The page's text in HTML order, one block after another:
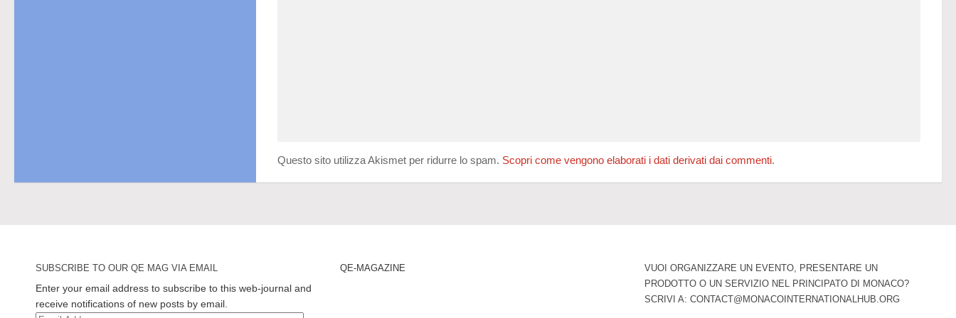
Questo sito utilizza Akismet per ridurre lo spam. Scopri come vengono elaborati i dati derivati dai commenti.
SUBSCRIBE TO OUR QE MAG VIA EMAIL
Enter your email address to subscribe to this web-journal and
receive notifications of new posts by email.
QE-MAGAZINE
VUOI ORGANIZZARE UN EVENTO, PRESENTARE UN
PRODOTTO O UN SERVIZIO NEL PRINCIPATO DI MONACO?
SCRIVI A: CONTACT@MONACOINTERNATIONALHUB.ORG